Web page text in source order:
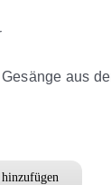
aus